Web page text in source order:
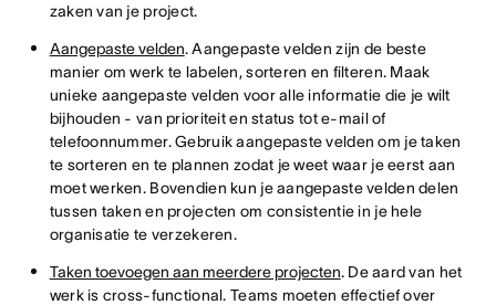
zaken van je project.
Aangepaste velden. Aangepaste velden zijn de beste
manier om werk te labelen, sorteren en filteren. Maak
unieke aangepaste velden voor alle informatie die je wilt
bijhouden - van prioriteit en status tot e-mail of
telefoonnummer. Gebruik aangepaste velden om je taken
te sorteren en te plannen zodat je weet waar je eerst aan
moet werken. Bovendien kun je aangepaste velden delen
tussen taken en projecten om consistentie in je hele
organisatie te verzekeren.
Taken toevoegen aan meerdere projecten. De aard van het
werk is cross-functional. Teams moeten effectief over